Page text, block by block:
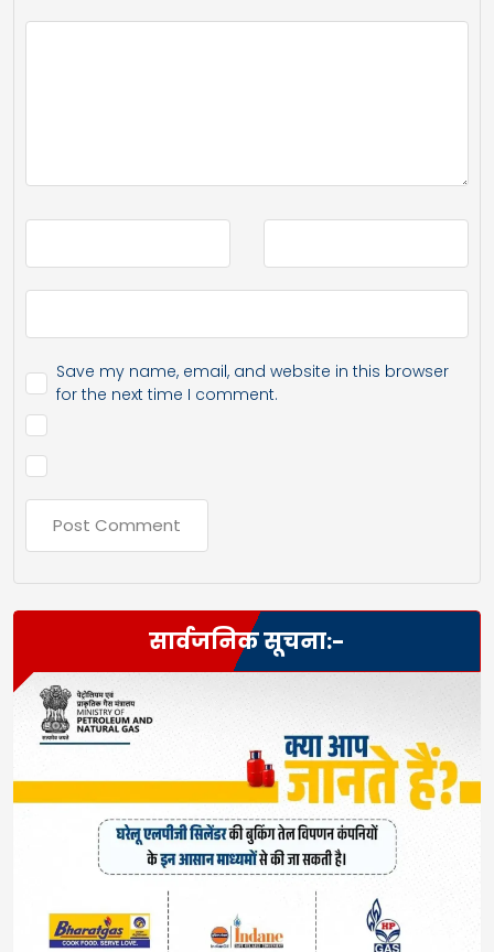
Save my name, email, and website in this browser
for the next time I comment.
सार्वजनिक सूचना:-